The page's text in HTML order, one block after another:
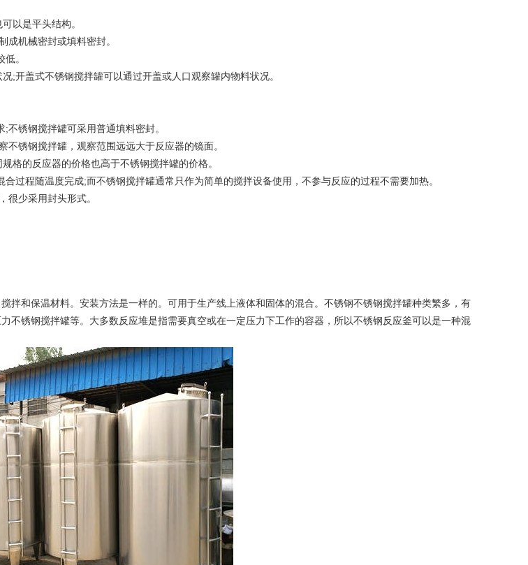
以是平头结构。
机械密封或填料密封。
。
盖式不锈钢搅拌罐可以通过开盖或人口观察罐内物料状况。
锈钢搅拌罐可采用普通填料密封。
锈钢搅拌罐，观察范围远远大于反应器的镜面。
的反应器的价格也高于不锈钢搅拌罐的价格。
程随温度完成;而不锈钢搅拌罐通常只作为简单的搅拌设备使用，不参与反应的过程不需要加热。
少采用封头形式。
和保温材料。安装方法是一样的。可用于生产线上液体和固体的混合。不锈钢不锈钢搅拌罐种类繁多，有
不锈钢搅拌罐等。大多数反应堆是指需要真空或在一定压力下工作的容器，所以不锈钢反应釜可以是一种混